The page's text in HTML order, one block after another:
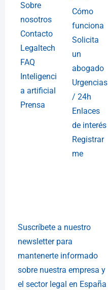
Sobre
nosotros
Contacto
Legaltech
FAQ
Inteligenci
a artificial
Prensa
Cómo
funciona
Solicita
un
abogado
Urgencias
/ 24h
Enlaces
de interés
Registrar
me
Suscríbete a nuestro
newsletter para
mantenerte informado
sobre nuestra empresa y
el sector legal en España